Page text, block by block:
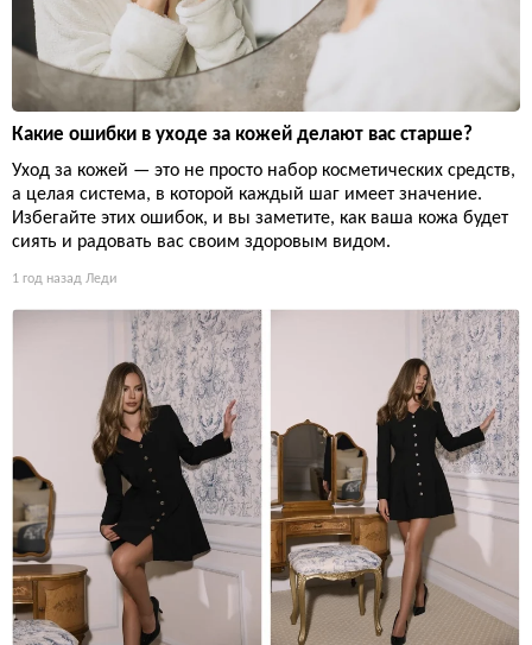
Какие ошибки в уходе за кожей делают вас старше?
Уход за кожей — это не просто набор косметических средств,
а целая система, в которой каждый шаг имеет значение.
Избегайте этих ошибок, и вы заметите, как ваша кожа будет
сиять и радовать вас своим здоровым видом.
1 год назад Леди